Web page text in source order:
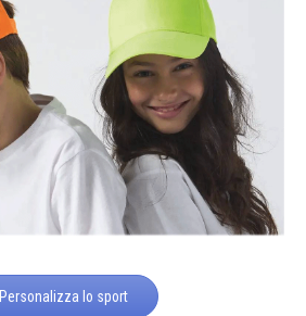
Personalizza lo sport